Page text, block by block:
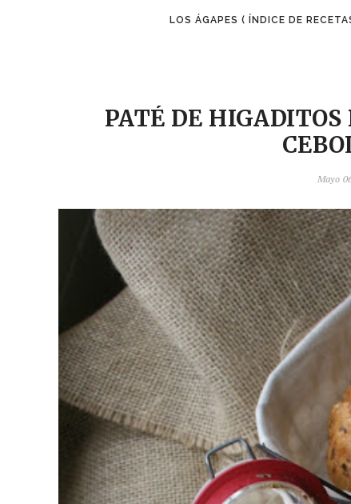
LOS ÁGAPES ( ÍNDICE DE
PATÉ DE HIGADITOS
Mayo